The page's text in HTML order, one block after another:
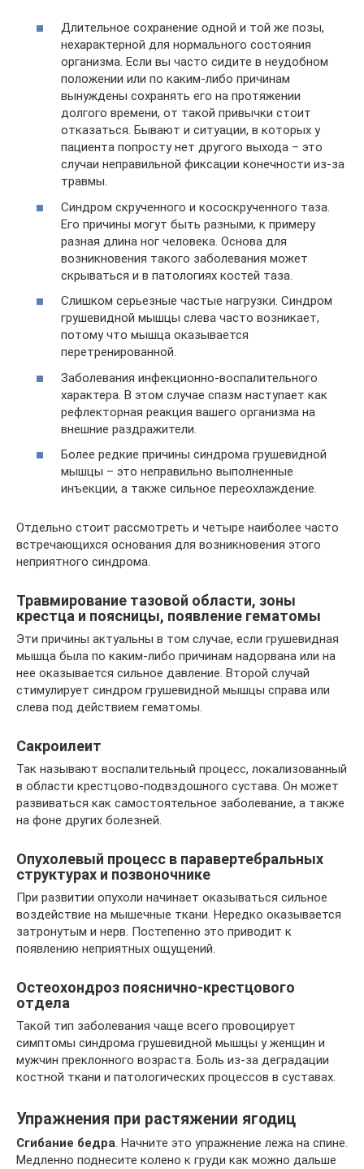
Длительное сохранение одной и той же позы,
нехарактерной для нормального состояния
организма. Если вы часто сидите в неудобном
положении или по каким-либо причинам
вынуждены сохранять его на протяжении
долгого времени, от такой привычки стоит
отказаться. Бывают и ситуации, в которых у
пациента попросту нет другого выхода – это
случаи неправильной фиксации конечности из-за
травмы.
Синдром скрученного и кососкрученного таза.
Его причины могут быть разными, к примеру
разная длина ног человека. Основа для
возникновения такого заболевания может
скрываться и в патологиях костей таза.
Слишком серьезные частые нагрузки. Синдром
грушевидной мышцы слева часто возникает,
потому что мышца оказывается
перетренированной.
Заболевания инфекционно-воспалительного
характера. В этом случае спазм наступает как
рефлекторная реакция вашего организма на
внешние раздражители.
Более редкие причины синдрома грушевидной
мышцы – это неправильно выполненные
инъекции, а также сильное переохлаждение.
Отдельно стоит рассмотреть и четыре наиболее часто
встречающихся основания для возникновения этого
неприятного синдрома.
Травмирование тазовой области, зоны
крестца и поясницы, появление гематомы
Эти причины актуальны в том случае, если грушевидная
мышца была по каким-либо причинам надорвана или на
нее оказывается сильное давление. Второй случай
стимулирует синдром грушевидной мышцы справа или
слева под действием гематомы.
Сакроилеит
Так называют воспалительный процесс, локализованный
в области крестцово-подвздошного сустава. Он может
развиваться как самостоятельное заболевание, а также
на фоне других болезней.
Опухолевый процесс в паравертебральных
структурах и позвоночнике
При развитии опухоли начинает оказываться сильное
воздействие на мышечные ткани. Нередко оказывается
затронутым и нерв. Постепенно это приводит к
появлению неприятных ощущений.
Остеохондроз пояснично-крестцового
отдела
Такой тип заболевания чаще всего провоцирует
симптомы синдрома грушевидной мышцы у женщин и
мужчин преклонного возраста. Боль из-за деградации
костной ткани и патологических процессов в суставах.
Упражнения при растяжении ягодиц
Сгибание бедра. Начните это упражнение лежа на спине.
Медленно поднесите колено к груди как можно дальше